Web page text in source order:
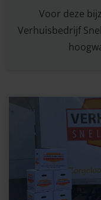
Voor deze
Verhuisbedrijf